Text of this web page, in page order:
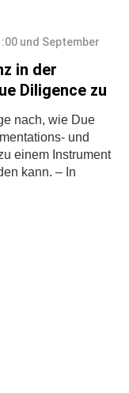
und September
in der
Diligence zu
nach, wie Due
und
einem Instrument
kann. – In